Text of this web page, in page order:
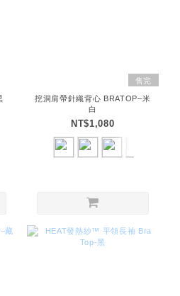
售完
挖洞肩帶針織背心 BRATOP–米
白
NT$1,080